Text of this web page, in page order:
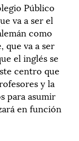
Público
va a ser el
como
que va a ser
el inglés se
centro que
y la
para asumir
en función